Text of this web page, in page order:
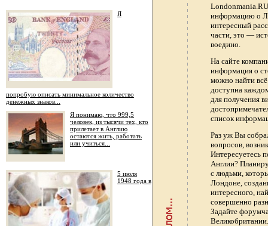
Я
попробую описать минимальное количество
денежных знаков...
Я понимаю, что 999,5
человек, из тысячи тех, кто
прилетает в Англию
остаются жить, работать
или учиться...
5 июля
1948 года в
информацию о
интересный
части, это —
воедино.
На сайте
информация о
можно найти
доступна
для получения
список
Раз уж Вы
вопросов,
Интересуетесь
Англии?
с людьми,
Лондоне,
интересного,
совершенно
Задайте